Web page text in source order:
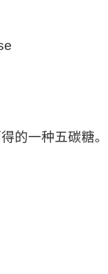
的一种五碳糖。